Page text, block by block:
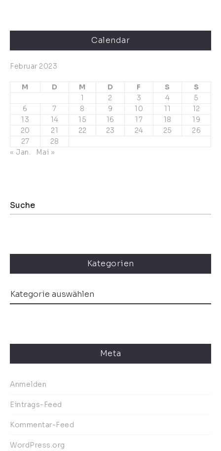
Calendar
Februar 2023
M D M D F S
S
1
2 3 4
5
6
7 8 9 10 11
12
13
14 15 16 17 18
19
20
21 22 23 24 25
26
27
28
« Jan.
Mai »
Kategorien
Meta
Anmelden
Eintrags-Feed
Kommentar-Feed
WordPress.org